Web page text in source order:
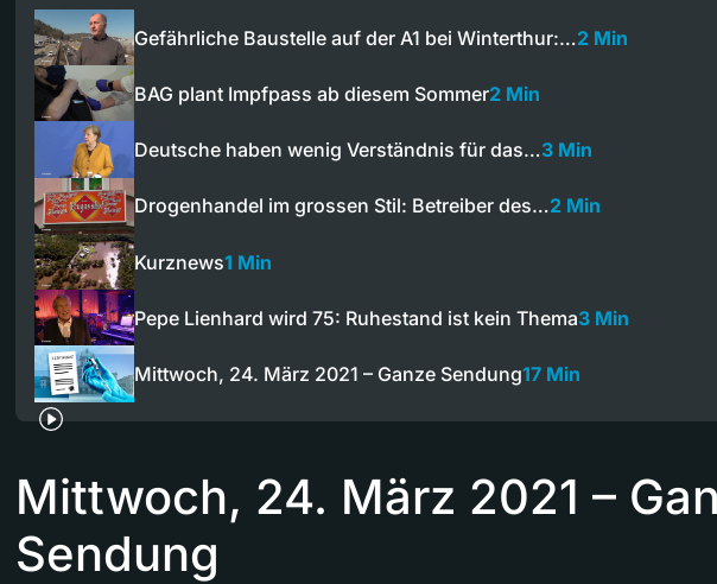
Gefährliche Baustelle auf der A1 bei Winterthur:…2 Min
BAG plant Impfpass ab diesem Sommer2 Min
Deutsche haben wenig Verständnis für das…3 Min
Drogenhandel im grossen Stil: Betreiber des…2 Min
Kurznews1 Min
Pepe Lienhard wird 75: Ruhestand ist kein Thema3 Min
Mittwoch, 24. März 2021 – Ganze Sendung17 Min
Mittwoch, 24. März 2021 –
Sendung